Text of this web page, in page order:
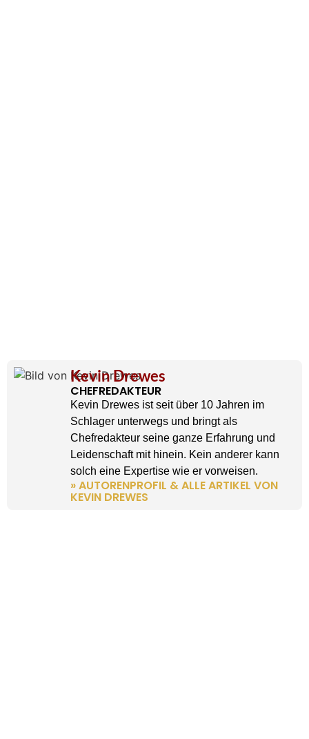
Kevin Drewes
CHEFREDAKTEUR
Kevin Drewes ist seit über 10 Jahren im
Schlager unterwegs und bringt als
Chefredakteur seine ganze Erfahrung und
Leidenschaft mit hinein. Kein anderer kann
solch eine Expertise wie er vorweisen.
» AUTORENPROFIL & ALLE ARTIKEL VON
KEVIN DREWES